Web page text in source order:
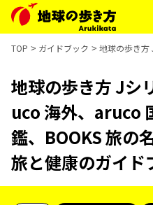
TOP ガイドブック 地球の歩き方
地球の歩き方 Jシ
uco 海外、aruco
鑑、BOOKS 旅の
旅と健康のガイド